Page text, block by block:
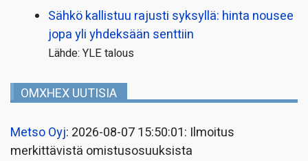
Sähkö kallistuu rajusti syksyllä: hinta nousee
jopa yli yhdeksään senttiin
Lähde: YLE talous
OMXHEX UUTISIA
Metso Oyj: 2026-08-07 15:50:01: Ilmoitus
merkittävistä omistusosuuksista